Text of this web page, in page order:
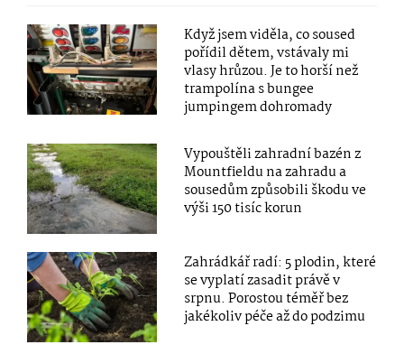
Když jsem viděla, co soused
pořídil dětem, vstávaly mi
vlasy hrůzou. Je to horší než
trampolína s bungee
jumpingem dohromady
Vypouštěli zahradní bazén z
Mountfieldu na zahradu a
sousedům způsobili škodu ve
výši 150 tisíc korun
Zahrádkář radí: 5 plodin, které
se vyplatí zasadit právě v
srpnu. Porostou téměř bez
jakékoliv péče až do podzimu